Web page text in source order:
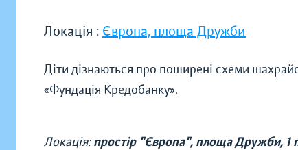
Локація : Європа, площа Дружби
Діти дізнаються про поширені схеми
«Фундація Кредобанку».
Локація:простір "Європа", площа Дружби, 1